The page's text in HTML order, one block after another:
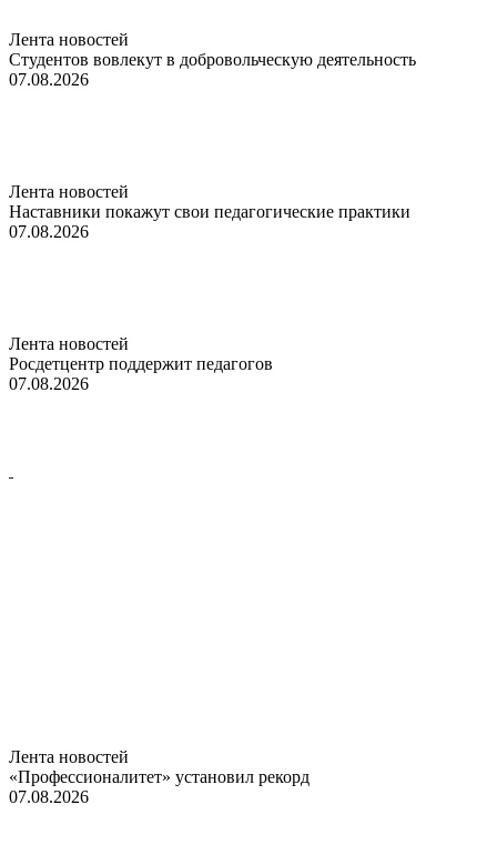
Лента новостей
Студентов вовлекут в добровольческую деятельность
07.08.2026
Лента новостей
Наставники покажут свои педагогические практики
07.08.2026
Лента новостей
Росдетцентр поддержит педагогов
07.08.2026
Лента новостей
«Профессионалитет» установил рекорд
07.08.2026